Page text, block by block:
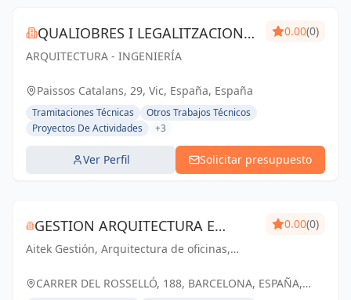
QUALIOBRES I LEGALITZACIONS
SL
ARQUITECTURA - INGENIERÍA
0.00(0)
Paissos Catalans, 29, Vic, España, España
Tramitaciones Técnicas
Otros Trabajos Técnicos
Proyectos De Actividades
+3
Ver Perfil Solicitar presupuesto
GESTION ARQUITECTURA E
INGENIERIA AITEK SL
Aitek Gestión, Arquitectura de oficinas,
0.00(0)
CARRER DEL ROSSELLÓ, 188, BARCELONA, ESPAÑA,